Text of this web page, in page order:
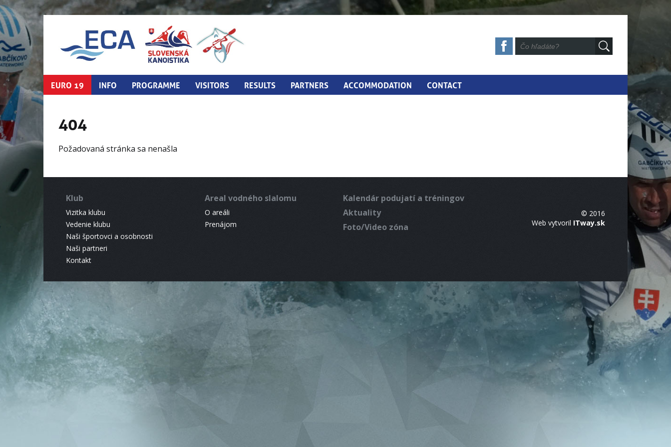
EURO 19 INFO PROGRAMME VISITORS RESULTS PARTNERS ACCOMMODATION CONTACT
404
Požadovaná stránka sa nenašla
Klub
Vizitka klubu
Vedenie klubu
Naši športovci a osobnosti
Naši partneri
Kontakt
Areal vodného slalomu
O areáli
Prenájom
Kalendár podujatí a tréningov
Aktuality
Foto/Video zóna
© 2016
Web vytvoril ITway.sk